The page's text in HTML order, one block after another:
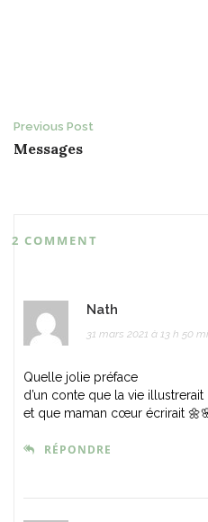
Post
navigation
Previous Post
Messages
2 COMMENT
Nath
31 mars 2021 à 13 h 50
Quelle jolie préface
d’un conte que la vie illustrerait
et que maman cœur écrirait
RÉPONDRE